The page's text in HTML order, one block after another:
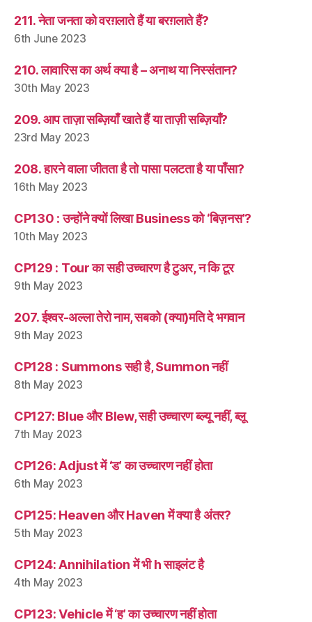
211. नेता जनता को वरग़लाते हैं या बरग़लाते हैं?
6th June 2023
210. लावारिस का अर्थ क्या है – अनाथ या निस्संतान?
30th May 2023
209. आप ताज़ा सब्ज़ियाँ खाते हैं या ताज़ी सब्ज़ियाँ?
23rd May 2023
208. हारने वाला जीतता है तो पासा पलटता है या पाँसा?
16th May 2023
CP130 : उन्होंने क्यों लिखा Business को ‘बिज़नस’?
10th May 2023
CP129 : Tour का सही उच्चारण है टुअर, न कि टूर
9th May 2023
207. ईश्वर-अल्ला तेरो नाम, सबको (क्या)मति दे भगवान
9th May 2023
CP128 : Summons सही है, Summon नहीं
8th May 2023
CP127: Blue और Blew, सही उच्चारण ब्ल्यू नहीं, ब्लू
7th May 2023
CP126: Adjust में ‘ड’ का उच्चारण नहीं होता
6th May 2023
CP125: Heaven और Haven में क्या है अंतर?
5th May 2023
CP124: Annihilation में भी h साइलंट है
4th May 2023
CP123: Vehicle में ‘ह’ का उच्चारण नहीं होता